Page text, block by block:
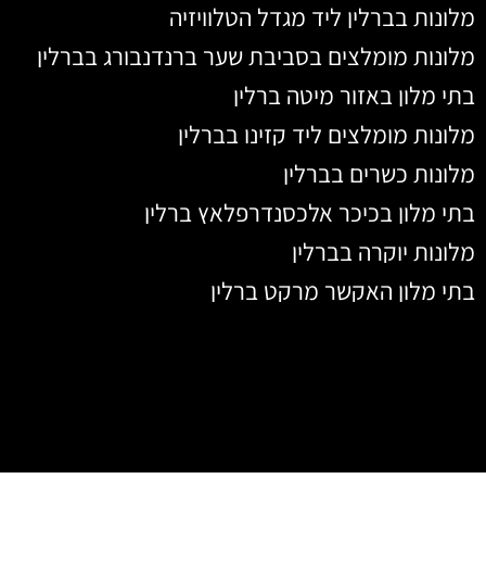
מלונות בברלין ליד מגדל הטלוויזיה
מלונות מומלצים בסביבת שער ברנדנבורג בברלין
בתי מלון באזור מיטה ברלין
מלונות מומלצים ליד קזינו בברלין
מלונות כשרים בברלין
בתי מלון בכיכר אלכסנדרפלאץ ברלין
מלונות יוקרה בברלין
בתי מלון האקשר מרקט ברלין